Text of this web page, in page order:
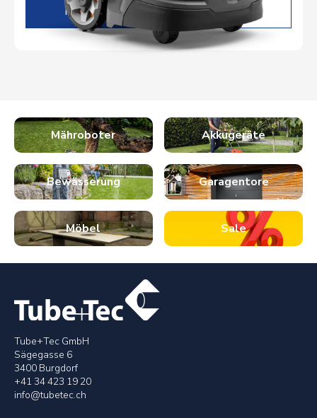
DETAILS
Mähroboter Akkugeräte
Bewässerung Garagentore
Möbel Sale
Tube+Tec GmbH
Sägegasse 6
3400 Burgdorf
+41 34 423 19 20
info@tubetec.ch